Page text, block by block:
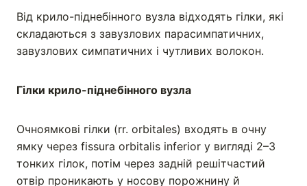
Від крило-піднебінного вузла відходять гілки, які
складаються з завузлових парасимпатичних,
завузлових симпатичних і чутливих волокон.
Гілки крило-піднебінного вузла
Очноямкові гілки (rr. orbitales) входять в очну
ямку через fissura orbitalis inferior у вигляді 2–3
тонких гілок, потім через задній решітчастий
отвір проникають у носову порожнину й